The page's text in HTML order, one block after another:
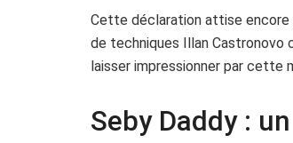
Cette déclaration attise encore
de techniques Illan Castronovo
laisser impressionner par cette
Seby Daddy :